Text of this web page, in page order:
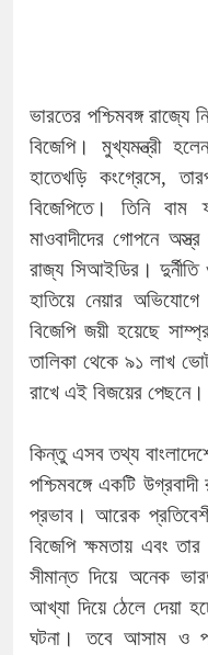
ভারতের পশ্চিমবঙ্গ রাজ্যে
বিজেপি। মুখ্যমন্ত্রী
হাতেখড়ি কংগ্রেসে,
বিজেপিতে। তিনি বাম
মাওবাদীদের গোপনে
রাজ্য সিআইডির। দুর্নীতি
হাতিয়ে নেয়ার
বিজেপি জয়ী হয়েছে
তালিকা থেকে ৯১ লাখ
রাখে এই বিজয়ের পেছনে।
কিন্তু এসব তথ্য
পশ্চিমবঙ্গে একটি
প্রভাব। আরেক
বিজেপি ক্ষমতায় এবং
সীমান্ত দিয়ে অনেক
আখ্যা দিয়ে ঠেলে দেয়া
ঘটনা। তবে আসাম ও